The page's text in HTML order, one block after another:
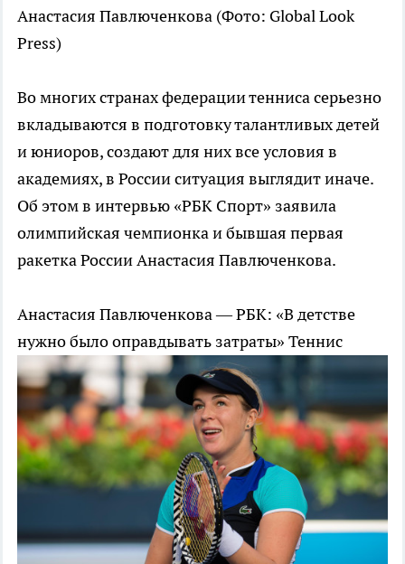
Анастасия Павлюченкова (Фото: Global Look
Press)
Во многих странах федерации тенниса серьезно
вкладываются в подготовку талантливых детей
и юниоров, создают для них все условия в
академиях, в России ситуация выглядит иначе.
Об этом в интервью «РБК Спорт» заявила
олимпийская чемпионка и бывшая первая
ракетка России Анастасия Павлюченкова.
Анастасия Павлюченкова — РБК: «В детстве
нужно было оправдывать затраты» Теннис